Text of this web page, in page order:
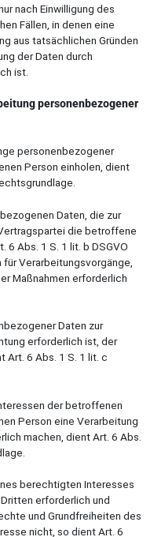
nach Einwilligung des
Fällen, in denen eine
aus tatsächlichen Gründen
der Daten durch
ist.
personenbezogener
personenbezogener
Person einholen, dient
Daten, die zur
die betroffene
6 Abs. 1 S. 1 lit. b DSGVO
Verarbeitungsvorgänge,
Maßnahmen erforderlich
Daten zur
erforderlich ist, der
Art. 6 Abs. 1 S. 1 lit. c
der betroffenen
Person eine Verarbeitung
machen, dient Art. 6 Abs.
berechtigten Interesses
erforderlich und
und Grundfreiheiten des
nicht, so dient Art. 6